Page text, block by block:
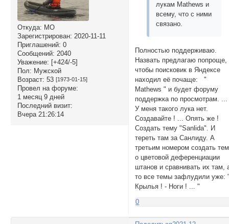
Откуда: МО
Зарегистрирован: 2020-11-11
Приглашений: 0
Сообщений: 2040
Уважение: [+424/-5]
Пол: Мужской
Возраст: 53 [1973-01-15]
Провел на форуме:
1 месяц 9 дней
Последний визит:
Вчера 21:26:14
лукам Mathews и
всему, что с ними
связано.
Полностью поддерживаю.
Назвать предлагаю попроще,
чтобы поисковик в Яндексе
находил её почаще: "
Mathews " и будет форуму
поддержка по просмотрам. ...
У меня такого лука нет.
Создавайте ! ... Опять же !
Создать тему "Sanlida". И
тереть там за Санлиду. А
третьим номером создать
о цветовой деференциации
штанов и сравнивать их там,
то все темы зафлудили уже:
Крылья ! - Ноги ! ... "
0